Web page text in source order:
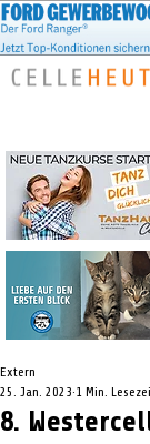
8.
Extern
25. Jan. 2023 1 Min.